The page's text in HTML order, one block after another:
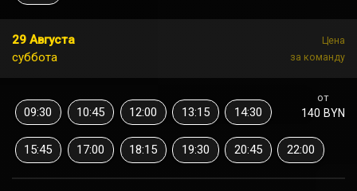
29 Августа
суббота
Цена
за команду
от
140 BYN
09:30 10:45 12:00 13:15 14:30
15:45 17:00 18:15 19:30 20:45 22:00